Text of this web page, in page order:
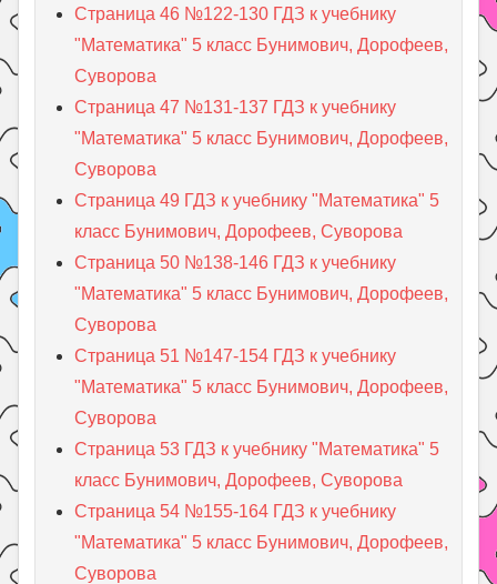
Страница 46 №122-130 ГДЗ к учебнику
"Математика" 5 класс Бунимович, Дорофеев,
Суворова
Страница 47 №131-137 ГДЗ к учебнику
"Математика" 5 класс Бунимович, Дорофеев,
Суворова
Страница 49 ГДЗ к учебнику "Математика" 5
класс Бунимович, Дорофеев, Суворова
Страница 50 №138-146 ГДЗ к учебнику
"Математика" 5 класс Бунимович, Дорофеев,
Суворова
Страница 51 №147-154 ГДЗ к учебнику
"Математика" 5 класс Бунимович, Дорофеев,
Суворова
Страница 53 ГДЗ к учебнику "Математика" 5
класс Бунимович, Дорофеев, Суворова
Страница 54 №155-164 ГДЗ к учебнику
"Математика" 5 класс Бунимович, Дорофеев,
Суворова